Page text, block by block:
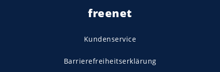
freenet
Kundenservice
Barrierefreiheitserklärung